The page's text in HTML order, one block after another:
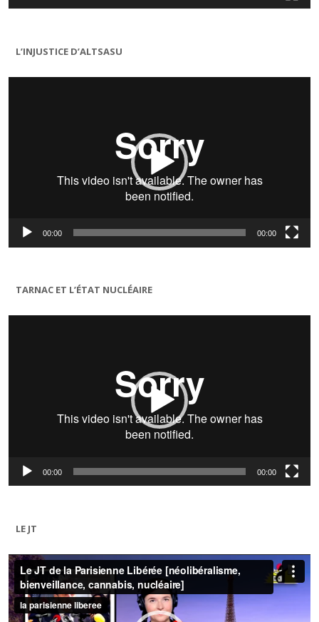
L’INJUSTICE D’ALTSASU
Lecteur
00:00 00:00
TARNAC ET L’ÉTAT NUCLÉAIRE
Lecteur
00:00 00:00
LE JT
Lecteur
vidéo